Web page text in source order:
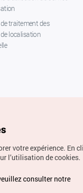
traitement des
localisation
en Corée.
votre expérience. En
l’utilisation de cookies.
consulter notre